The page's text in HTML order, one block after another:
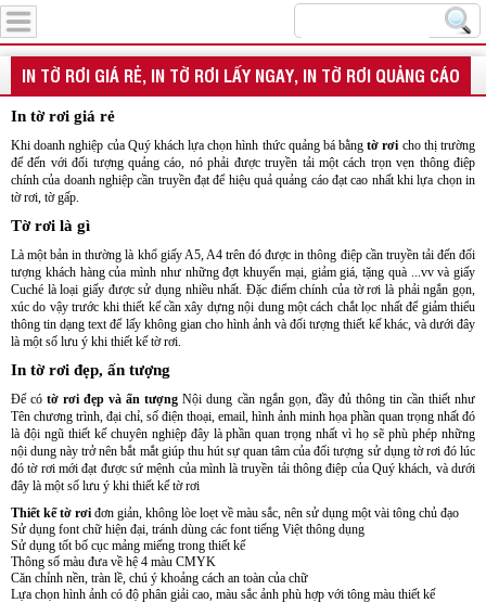
Menu
IN TỜ RƠI GIÁ RẺ, IN TỜ RƠI LẤY NGAY, IN TỜ RƠI QUẢNG CÁO
In tờ rơi giá rẻ
Khi doanh nghiệp của Quý khách lựa chọn hình thức quảng bá bằngtờ rơi cho thị trường
để đến với đối tượng quảng cáo, nó phải được truyền tải một cách trọn vẹn thông điệp
chính của doanh nghiệp cần truyền đạt để hiệu quả quảng cáo đạt cao nhất khi lựa chọn in
tờ rơi, tờ gấp.
Tờ rơi là gì
Là một bản in thường là khổ giấy A5, A4 trên đó được in thông điệp cần truyền tải đến đối
tượng khách hàng của mình như những đợt khuyến mại, giảm giá, tặng quà ...vv và giấy
Cuché là loại giấy được sử dụng nhiều nhất. Đặc điểm chính của tờ rơi là phải ngắn gọn,
xúc do vậy trước khi thiết kế cần xây dựng nội dung một cách chắt lọc nhất để giảm thiểu
thông tin dạng text để lấy không gian cho hình ảnh và đối tượng thiết kế khác, và dưới đây
là một số lưu ý khi thiết kế tờ rơi.
In tờ rơi đẹp, ấn tượng
Để cótờ rơi đẹp và ấn tượng Nội dung cần ngắn gọn, đầy đủ thông tin cần thiết như
Tên chương trình, đại chỉ, số điện thoại, email, hình ảnh minh họa phần quan trọng nhất đó
là đội ngũ thiết kế chuyên nghiệp đây là phần quan trọng nhất vì họ sẽ phù phép những
nội dung này trở nên bắt mắt giúp thu hút sự quan tâm của đối tượng sử dụng tờ rơi đó lúc
đó tờ rơi mới đạt được sứ mệnh của mình là truyền tải thông điệp của Quý khách, và dưới
đây là một số lưu ý khi thiết kế tờ rơi
Thiết kế tờ rơi đơn giản, không lòe loẹt về màu sắc, nên sử dụng một vài tông chủ đạo
Sử dụng font chữ hiện đại, tránh dùng các font tiếng Việt thông dụng
Sử dụng tốt bố cục mảng miếng trong thiết kế
Thông số màu đưa về hệ 4 màu CMYK
Căn chỉnh nền, tràn lề, chú ý khoảng cách an toàn của chữ
Lựa chọn hình ảnh có độ phân giải cao, màu sắc ảnh phù hợp với tông màu thiết kế